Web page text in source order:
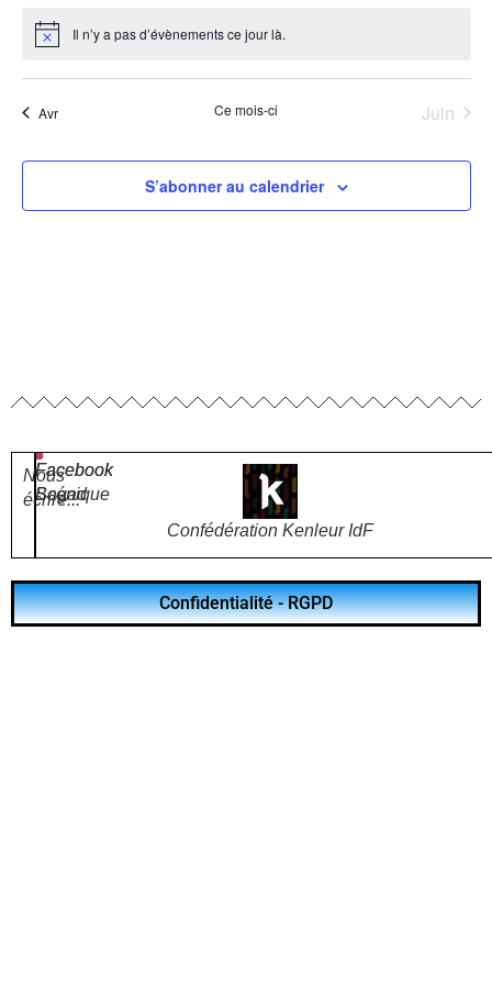
Notice Il n’y a pas d’évènements ce jour là.
Avr Ce mois-ci Juin
S’abonner au calendrier
Nous
écrire...
Facebook
Bagad
Facebook
Scénique
Confédération Kenleur IdF
Confidentialité - RGPD